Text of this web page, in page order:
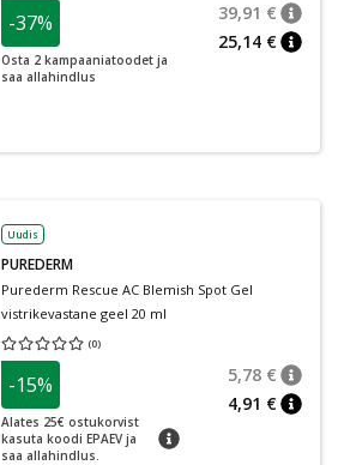
-37%
Osta 2 kampaaniatoodet ja
saa allahindlus
39,91 €
25,14 €
Uudis
PUREDERM
Purederm Rescue AC Blemish Spot Gel
vistrikevastane geel 20 ml
(0)
Keskmine hinnang 0.00
-15%
Alates 25€ ostukorvist
kasuta koodi EPAEV ja
saa allahindlus.
nõuanne
5,78 €
4,91 €